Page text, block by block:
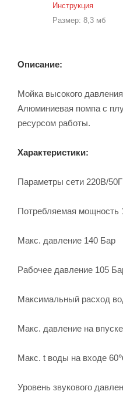
Инструкция
Размер: 8,3 мб
Описание:
Мойка высокого
Алюминиевая помпа с
ресурсом работы.
Характеристики:
Параметры сети 220В/
Потребляемая мощность
Макс. давление 140 Бар
Рабочее давление 105
Максимальный расход
Макс. давление на
Макс. t воды на входе
Уровень звукового